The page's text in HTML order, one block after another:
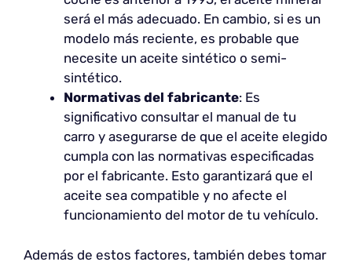
será el más adecuado. En cambio, si es un
modelo más reciente, es probable que
necesite un aceite sintético o semi-
sintético.
Normativas del fabricante: Es
significativo consultar el manual de tu
carro y asegurarse de que el aceite elegido
cumpla con las normativas especificadas
por el fabricante. Esto garantizará que el
aceite sea compatible y no afecte el
funcionamiento del motor de tu vehículo.
Además de estos factores, también debes tomar